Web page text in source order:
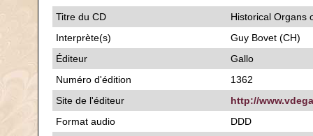
Titre du CD
Historical
Interprète(s)
Guy Bovet (CH)
Éditeur
Gallo
Numéro d'édition
1362
Site de l'éditeur
http://
Format audio
DDD